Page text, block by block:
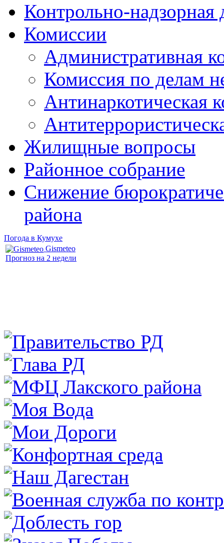
Контрольно-надзорная
Комиссии
Административная
Комиссия по делам
Антинаркотическая
Жилищные вопросы
Районное собрание
Снижение
района
Погода в Кумухе
Gismeteo
Прогноз на 2 недели